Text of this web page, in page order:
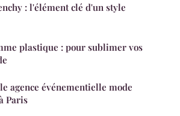
: l'élément clé d'un style
plastique : pour sublimer vos
agence événementielle mode
Paris